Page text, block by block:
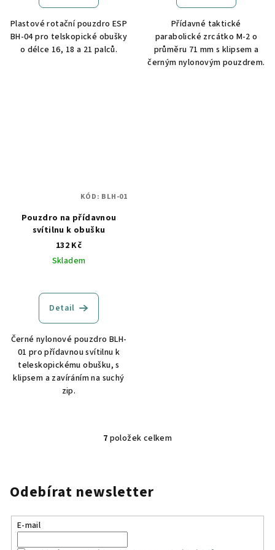
Plastové rotační pouzdro ESP
BH-04 pro telskopické obušky
o délce 16, 18 a 21 palců.
Přídavné taktické
parabolické zrcátko M-2 o
průměru 71 mm s klipsem a
černým nylonovým pouzdrem.
Pouzdro na přídavnou
svítilnu k obušku
132 Kč
Skladem
Detail
Černé nylonové pouzdro BLH-
01 pro přídavnou svítilnu k
teleskopickému obušku, s
klipsem a zavíráním na suchý
zip.
KÓD: BLH-01
O
á
d
a
7 položek celkem
Odebírat newsletter
E-mail